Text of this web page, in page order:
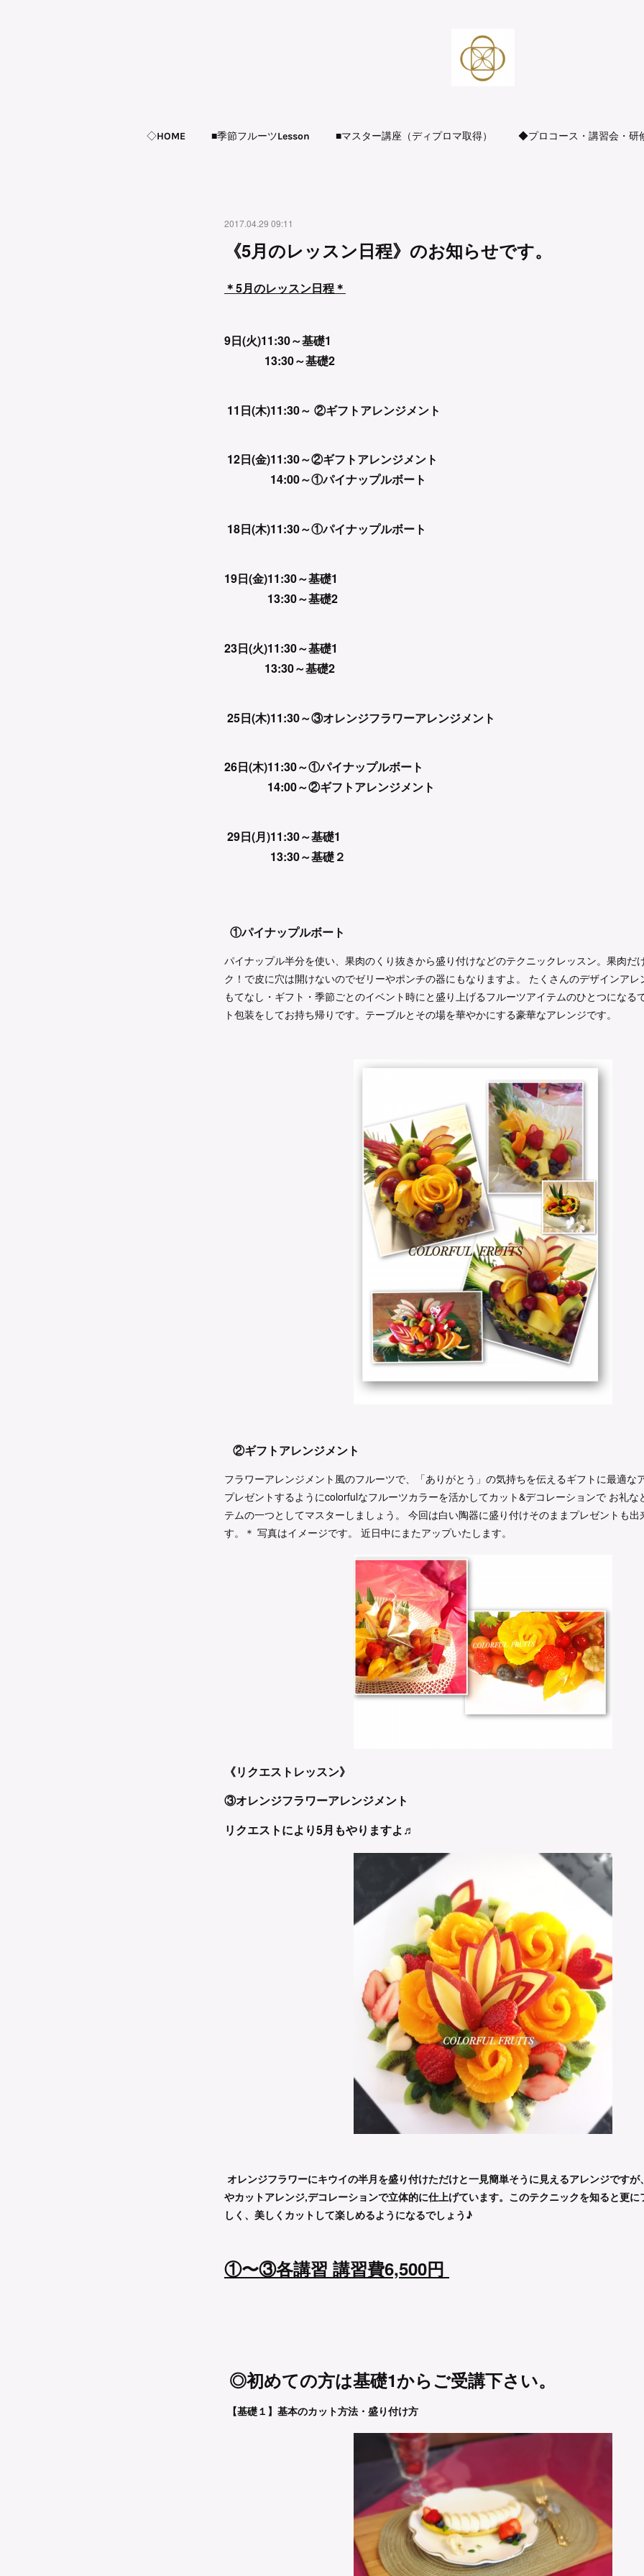
◇HOME ■季節フルーツLesson ■マスター講座（ディプロマ取得） ◆プロコース・講習会・研
2017.04.29 09:11
《5月のレッスン日程》のお知らせです。
＊5月のレッスン日程＊
9日(火)11:30～基礎1
13:30～基礎2
11日(木)11:30～ ②ギフトアレンジメント
12日(金)11:30～②ギフトアレンジメント
14:00～①パイナップルボート
18日(木)11:30～①パイナップルボート
19日(金)11:30～基礎1
13:30～基礎2
23日(火)11:30～基礎1
13:30～基礎2
25日(木)11:30～③オレンジフラワーアレンジメント
26日(木)11:30～①パイナップルボート
14:00～②ギフトアレンジメント
29日(月)11:30～基礎1
13:30～基礎２
①パイナップルボート
パイナップル半分を使い、果肉のくり抜きから盛り付けなどのテクニックレッスン。果肉だ
ク！で皮に穴は開けないのでゼリーやポンチの器にもなりますよ。 たくさんのデザインアレ
もてなし・ギフト・季節ごとのイベント時にと盛り上げるフルーツアイテムのひとつになる
ト包装をしてお持ち帰りです。テーブルとその場を華やかにする豪華なアレンジです。
②ギフトアレンジメント
フラワーアレンジメント風のフルーツで、「ありがとう」の気持ちを伝えるギフトに最適な
プレゼントするようにcolorfulなフルーツカラーを活かしてカット&デコレーションで お礼な
テムの一つとしてマスターしましょう。 今回は白い陶器に盛り付けそのままプレゼントも出
す。＊ 写真はイメージです。 近日中にまたアップいたします。
《リクエストレッスン》
③オレンジフラワーアレンジメント
リクエストにより5月もやりますよ♬
オレンジフラワーにキウイの半月を盛り付けただけと一見簡単そうに見えるアレンジです
やカットアレンジ,デコレーションで立体的に仕上げています。このテクニックを知ると更
しく、美しくカットして楽しめるようになるでしょう♪
①〜③各講習 講習費6,500円
◎初めての方は基礎1からご受講下さい。
【基礎１】基本のカット方法・盛り付け方